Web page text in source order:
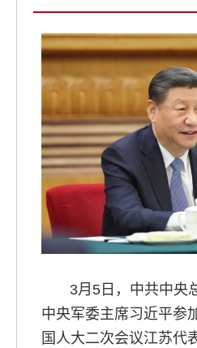
3月5日，中共中央总
中央军委主席习近平参
国人大二次会议江苏代